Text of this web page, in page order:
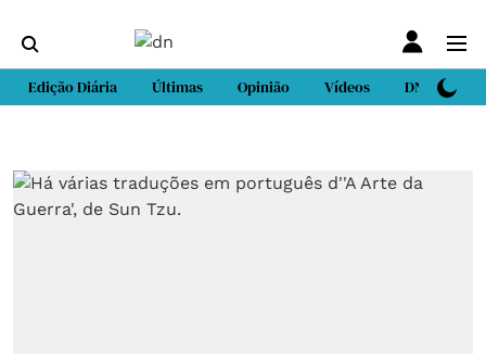
Edição Diária Últimas Opinião Vídeos DN Sport